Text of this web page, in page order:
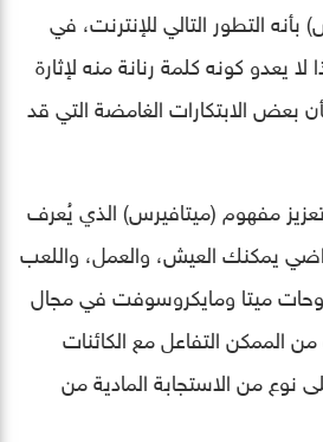
بأنه التطور التالي للإنترنت، في
يعدو كونه كلمة رنانة منه لإثارة
بعض الابتكارات الغامضة التي قد
مفهوم (ميتافيرس) الذي يُعرف
يمكنك العيش، والعمل، واللعب
ميتا ومايكروسوفت في مجال
الممكن التفاعل مع الكائنات
نوع من الاستجابة المادية من